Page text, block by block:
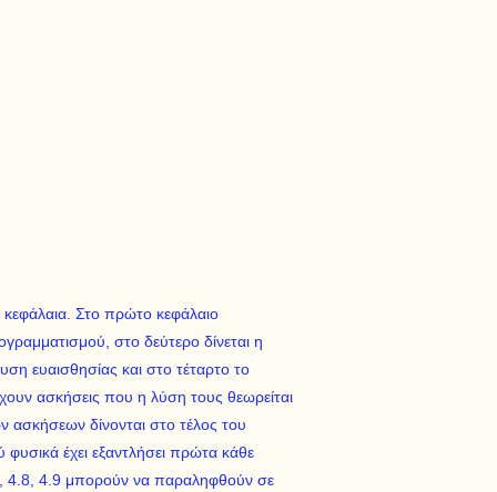
κεφάλαια. Στο πρώτο κεφάλαιο
στο δεύτερο δίνεται η
ευαισθησίας και στο τέταρτο το
ασκήσεις που η λύση τους θεωρείται
ασκήσεων δίνονται στο τέλος του
φυσικά έχει εξαντλήσει πρώτα κάθε
4.8, 4.9 μπορούν να παραληφθούν σε